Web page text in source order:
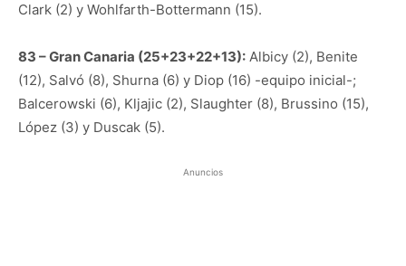
Clark (2) y Wohlfarth-Bottermann (15).
83 – Gran Canaria (25+23+22+13): Albicy (2), Benite
(12), Salvó (8), Shurna (6) y Diop (16) -equipo inicial-;
Balcerowski (6), Kljajic (2), Slaughter (8), Brussino (15),
López (3) y Duscak (5).
Anuncios